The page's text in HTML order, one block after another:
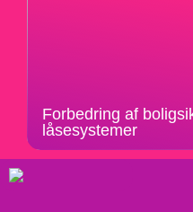
Forbedring af
låsesystemer